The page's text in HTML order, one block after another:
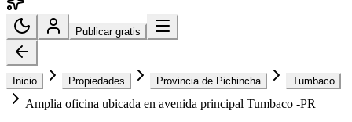
Publicar gratis
Inicio Propiedades Provincia de Pichincha Tumbaco
Amplia oficina ubicada en avenida principal Tumbaco -PR